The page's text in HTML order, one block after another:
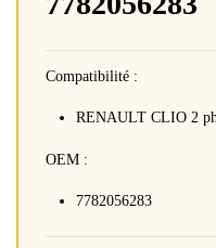
Compatibilité :
RENAULT CLIO 2
OEM :
7782056283